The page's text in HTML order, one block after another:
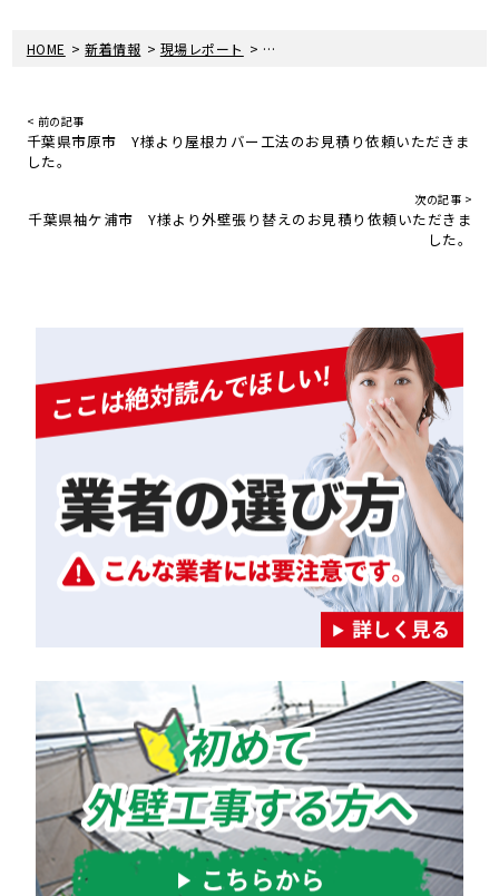
HOME >新着情報 > 現場レポート > 千葉県袖ケ浦市 外壁塗装 木部塗
< 前の記事
千葉県市原市 Y様より屋根カバー工法のお見積り依頼いただきま
した。
次の記事 >
千葉県袖ケ浦市 Y様より外壁張り替えのお見積り依頼いただきま
した。